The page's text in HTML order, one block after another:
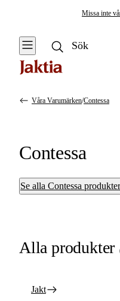
Missa inte
Våra Varumärken/Contessa
Contessa
Se alla Contessa produkter
Alla produkter
Jakt